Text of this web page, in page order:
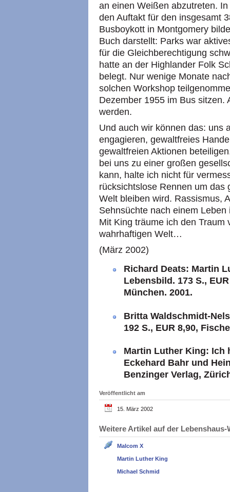
an einen Weißen abzutreten.
den Auftakt für den insgesamt
Busboykott in Montgomery
Buch darstellt: Parks war
für die Gleichberechtigung
hatte an der Highlander Folk
belegt. Nur wenige Monate
solchen Workshop
Dezember 1955 im Bus sitzen.
werden.
Und auch wir können das: uns
engagieren, gewaltfreies
gewaltfreien Aktionen
bei uns zu einer großen
kann, halte ich nicht für
rücksichtslose Rennen um
Welt bleiben wird. Rassismus,
Sehnsüchte nach einem
Mit King träume ich den
wahrhaftigen Welt…
(März 2002)
Richard Deats: Martin
Lebensbild. 173 S., EUR
München. 2001.
Britta Waldschmidt-
192 S., EUR 8,90,
Martin Luther King: Ich
Eckehard Bahr und
Benzinger Verlag,
Veröffentlicht am
15. März 2002
Weitere Artikel auf der
Malcom X
Martin Luther King
Michael Schmid